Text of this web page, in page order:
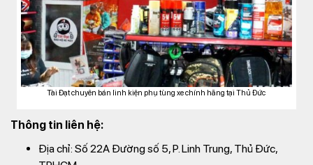
Tài Đạt chuyên bán linh kiện phụ tùng xe chính hãng tại Thủ Đức
Thông tin liên hệ:
Địa chỉ: Số 22A Đường số 5, P. Linh Trung, Thủ Đức,